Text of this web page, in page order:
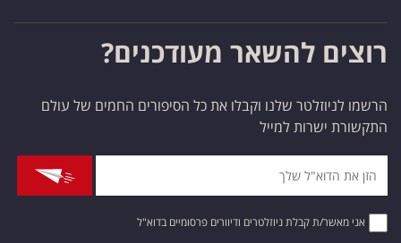
רוצים להשאר מעודכנים?
הרשמו לניוזלטר שלנו וקבלו את כל הסיפורים החמים של עולם
התקשורת ישרות למייל
אני מאשר/ת קבלת ניוזלטרים ודיוורים פרסומיים בדוא"ל